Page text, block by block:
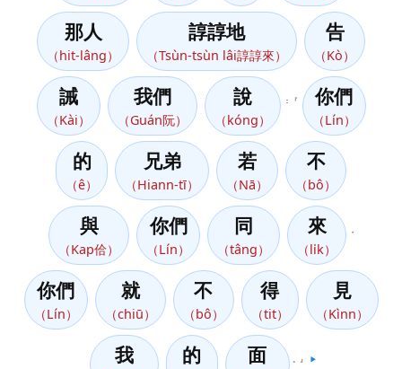
那人
（hit-lâng）
諄諄地
（Tsùn-tsùn lâi諄諄來）
告
（Kò）
誡
（Kài）
我們
（Guán阮）
說
（kóng）
：『 你們
（Lín）
的
（ê）
兄弟
（Hiann-tī）
若
（Nā）
不
（bô）
與
（Kap佮）
你們
（Lín）
同
（tâng）
來
（li̍k）
你們
（Lín）
就
（chiū）
不
（bô）
得
（tit）
見
（Kìnn）
我 的 面 。』 ▶️